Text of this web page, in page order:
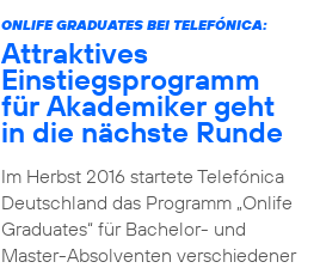
ONLIFE GRADUATES BEI TELEFÓNICA:
Attraktives
Einstiegsprogramm
für Akademiker geht
in die nächste Runde
Im Herbst 2016 startete Telefónica
Deutschland das Programm „Onlife
Graduates“ für Bachelor- und
Master-Absolventen verschiedener